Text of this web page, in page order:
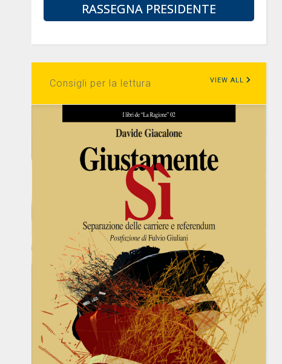
RASSEGNA PRESIDENTE
Consigli per la lettura VIEW ALL